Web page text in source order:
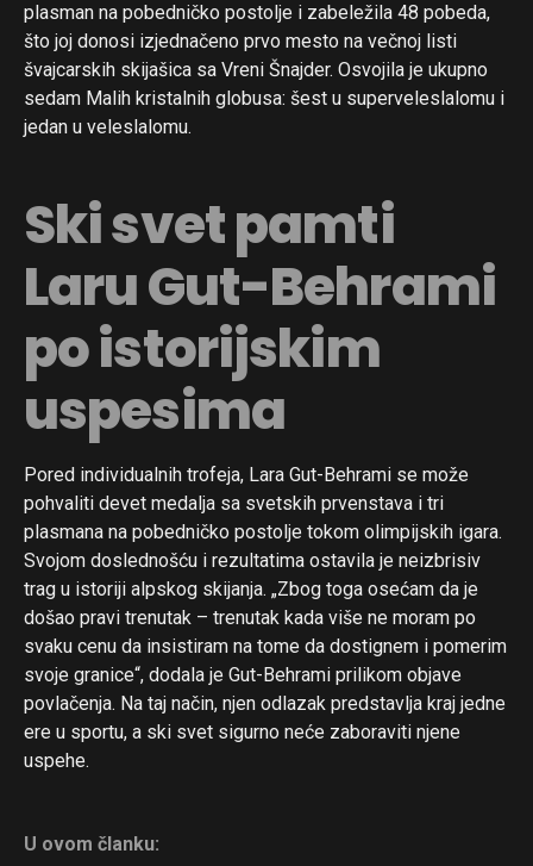
plasman na pobedničko postolje i zabeležila 48 pobeda,
što joj donosi izjednačeno prvo mesto na večnoj listi
švajcarskih skijašica sa Vreni Šnajder. Osvojila je ukupno
sedam Malih kristalnih globusa: šest u superveleslalomu i
jedan u veleslalomu.
Ski svet pamti
Laru Gut-Behrami
po istorijskim
uspesima
Pored individualnih trofeja, Lara Gut-Behrami se može
pohvaliti devet medalja sa svetskih prvenstava i tri
plasmana na pobedničko postolje tokom olimpijskih igara.
Svojom doslednošću i rezultatima ostavila je neizbrisiv
trag u istoriji alpskog skijanja. „Zbog toga osećam da je
došao pravi trenutak – trenutak kada više ne moram po
svaku cenu da insistiram na tome da dostignem i pomerim
svoje granice“, dodala je Gut-Behrami prilikom objave
povlačenja. Na taj način, njen odlazak predstavlja kraj jedne
ere u sportu, a ski svet sigurno neće zaboraviti njene
uspehe.
U ovom članku: